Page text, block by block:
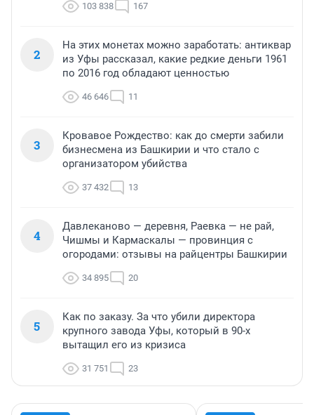
103 838 167
2
На этих монетах можно заработать: антиквар
из Уфы рассказал, какие редкие деньги 1961
по 2016 год обладают ценностью
46 646 11
3
Кровавое Рождество: как до смерти забили
бизнесмена из Башкирии и что стало с
организатором убийства
37 432 13
4
Давлеканово — деревня, Раевка — не рай,
Чишмы и Кармаскалы — провинция с
огородами: отзывы на райцентры Башкирии
34 895 20
5
Как по заказу. За что убили директора
крупного завода Уфы, который в 90-х
вытащил его из кризиса
31 751 23